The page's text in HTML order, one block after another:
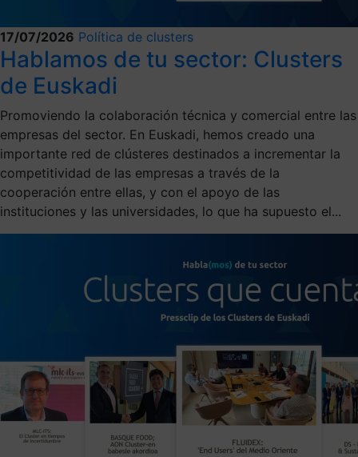
17/07/2026 Política de clusters
Hablamos de tu sector: Clusters
de Euskadi
Promoviendo la colaboración técnica y comercial entre las
empresas del sector. En Euskadi, hemos creado una
importante red de clústeres destinados a incrementar la
competitividad de las empresas a través de la
cooperación entre ellas, y con el apoyo de las
instituciones y las universidades, lo que ha supuesto el...